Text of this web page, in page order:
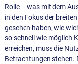
Rolle – was mit dem
in den Fokus der
gesehen haben, wie
so schnell wie möglich
erreichen, muss die
Betrachtungen stehen.